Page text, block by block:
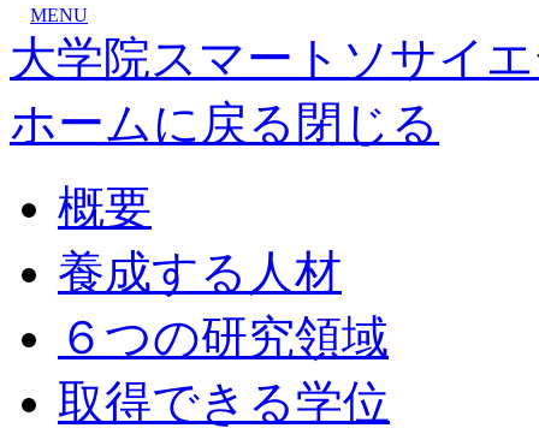
MENU
大学院スマートソサイ
ホームに戻る 閉じる
概要
養成する人材
６つの研究領域
取得できる学位